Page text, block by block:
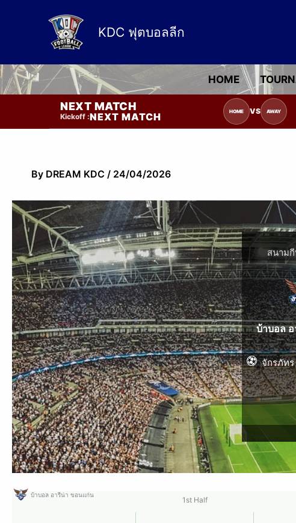
KDC ฟุตบอลลีก
HOME
NEXT MATCH
Kickoff :NEXT MATCH HOME VS AWAY
รายการแข่งขัน | รอระบุวันแข่งขัน | รอข้อมูลทีมแข่ง
By DREAM KDC / 24/04/2026
สนาม
บ้าบอล
จักรภัทร
บ้าบอล อารีน่า ขอนแก่น
1st Half